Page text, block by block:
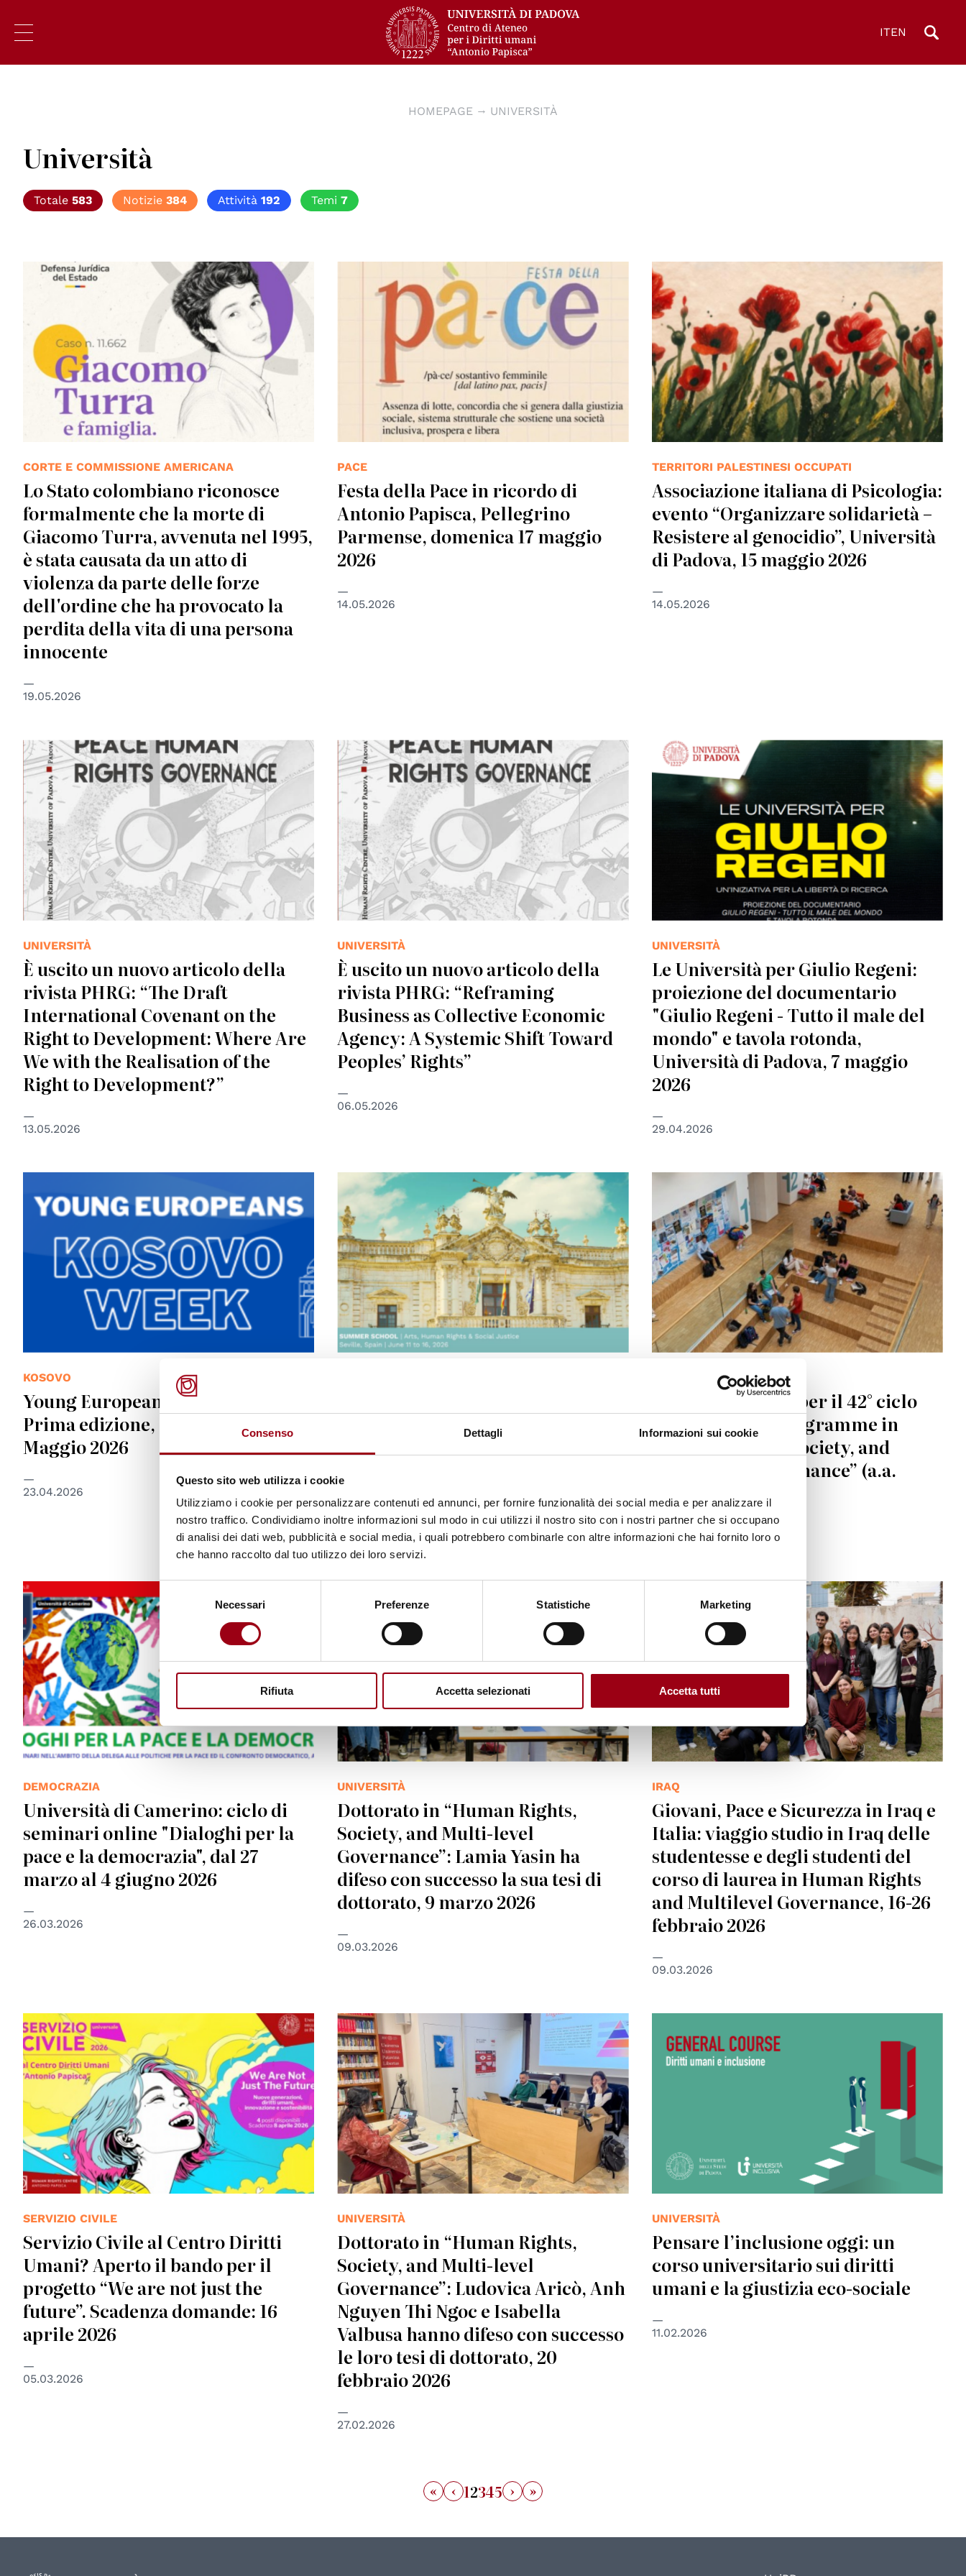
Consenso Dettagli Informazioni sui cookie
Questo sito web utilizza i cookie
Utilizziamo i cookie per personalizzare contenuti ed annunci, per fornire funzionalità dei social media e per analizzare il
nostro traffico. Condividiamo inoltre informazioni sul modo in cui utilizzi il nostro sito con i nostri partner che si occupano
di analisi dei dati web, pubblicità e social media, i quali potrebbero combinarle con altre informazioni che hai fornito loro o
che hanno raccolto dal tuo utilizzo dei loro servizi.
del
consenso
Necessari Preferenze Statistiche Marketing
Rifiuta Accetta selezionati Accetta tutti
ITEN
HOMEPAGE UNIVERSITÀ
Università
Totale 583 Notizie 384 Attività 192 Temi 7
CORTE E COMMISSIONE AMERICANA
Lo Stato colombiano riconosce
formalmente che la morte di
Giacomo Turra, avvenuta nel 1995,
è stata causata da un atto di
violenza da parte delle forze
dell'ordine che ha provocato la
perdita della vita di una persona
innocente
19.05.2026
PACE
Festa della Pace in ricordo di
Antonio Papisca, Pellegrino
Parmense, domenica 17 maggio
2026
14.05.2026
TERRITORI PALESTINESI OCCUPATI
Associazione italiana di Psicologia:
evento “Organizzare solidarietà –
Resistere al genocidio”, Università
di Padova, 15 maggio 2026
14.05.2026
UNIVERSITÀ
È uscito un nuovo articolo della
rivista PHRG: “The Draft
International Covenant on the
Right to Development: Where Are
We with the Realisation of the
Right to Development?”
13.05.2026
UNIVERSITÀ
È uscito un nuovo articolo della
rivista PHRG: “Reframing
Business as Collective Economic
Agency: A Systemic Shift Toward
Peoples’ Rights”
06.05.2026
UNIVERSITÀ
Le Università per Giulio Regeni:
proiezione del documentario
"Giulio Regeni - Tutto il male del
mondo" e tavola rotonda,
Università di Padova, 7 maggio
2026
29.04.2026
KOSOVO
Young Europeans: Kosovo Week –
Prima edizione, Padova, 11-17
Maggio 2026
23.04.2026
school su arte, diritti umani e
giustizia sociale, dall’11 al 16
23.04.2026
© University of Padova
È aperto il Bando per il 42° ciclo
del Joint Ph.D Programme in
“Human Rights, Society, and
Multi-level Governance” (a.a.
2026/27)
20.04.2026
© Università di Camerino
DEMOCRAZIA
Università di Camerino: ciclo di
seminari online "Dialoghi per la
pace e la democrazia", dal 27
marzo al 4 giugno 2026
26.03.2026
UNIVERSITÀ
Dottorato in “Human Rights,
Society, and Multi-level
Governance”: Lamia Yasin ha
difeso con successo la sua tesi di
dottorato, 9 marzo 2026
09.03.2026
IRAQ
Giovani, Pace e Sicurezza in Iraq e
Italia: viaggio studio in Iraq delle
studentesse e degli studenti del
corso di laurea in Human Rights
and Multilevel Governance, 16-26
febbraio 2026
09.03.2026
SERVIZIO CIVILE
Servizio Civile al Centro Diritti
Umani? Aperto il bando per il
progetto “We are not just the
future”. Scadenza domande: 16
aprile 2026
05.03.2026
UNIVERSITÀ
Dottorato in “Human Rights,
Society, and Multi-level
Governance”: Ludovica Aricò, Anh
Nguyen Thi Ngoc e Isabella
Valbusa hanno difeso con successo
le loro tesi di dottorato, 20
febbraio 2026
27.02.2026
UNIVERSITÀ
Pensare l’inclusione oggi: un
corso universitario sui diritti
umani e la giustizia eco-sociale
11.02.2026
« ‹ 12345 › »